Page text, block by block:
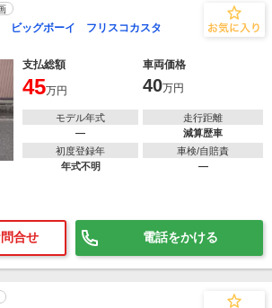
ビッグボーイ フリスコカスタ
支払総額
車両価格
45万円 40万円
モデル年式
―
走行距離
減算歴車
初度登録年
年式不明
車検/自賠責
―
合せ 電話をかける